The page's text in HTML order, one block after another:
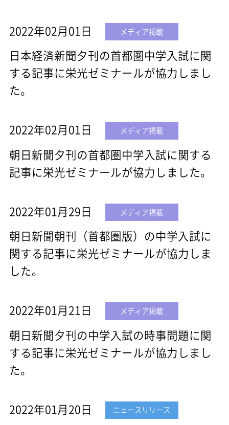
2022年02月01日 メディア掲載
日本経済新聞夕刊の首都圏中学入試に関
する記事に栄光ゼミナールが協力しまし
た。
2022年02月01日 メディア掲載
朝日新聞夕刊の首都圏中学入試に関する
記事に栄光ゼミナールが協力しました。
2022年01月29日 メディア掲載
朝日新聞朝刊（首都圏版）の中学入試に
関する記事に栄光ゼミナールが協力しま
した。
2022年01月21日 メディア掲載
朝日新聞夕刊の中学入試の時事問題に関
する記事に栄光ゼミナールが協力しまし
た。
2022年01月20日 ニュースリリース